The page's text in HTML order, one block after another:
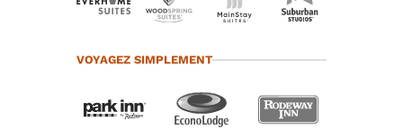
VOYAGEZ SIMPLEMENT